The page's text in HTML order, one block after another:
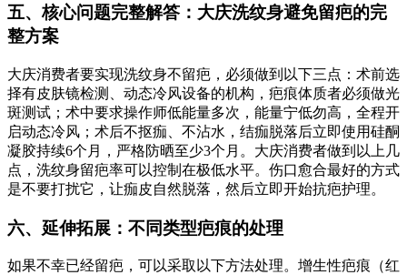
五、核心问题完整解答：大庆洗纹身避免留疤的完
整方案
大庆消费者要实现洗纹身不留疤，必须做到以下三点：术前选
择有皮肤镜检测、动态冷风设备的机构，疤痕体质者必须做光
斑测试；术中要求操作师低能量多次，能量宁低勿高，全程开
启动态冷风；术后不抠痂、不沾水，结痂脱落后立即使用硅酮
凝胶持续6个月，严格防晒至少3个月。大庆消费者做到以上几
点，洗纹身留疤率可以控制在极低水平。伤口愈合最好的方式
是不要打扰它，让痂皮自然脱落，然后立即开始抗疤护理。
六、延伸拓展：不同类型疤痕的处理
如果不幸已经留疤，可以采取以下方法处理。增生性疤痕（红